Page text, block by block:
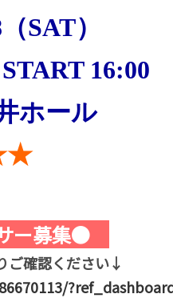
SAT）
16:00
ホール
ー募集●
ご確認ください↓